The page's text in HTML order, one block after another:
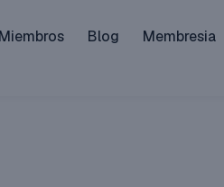
Miembros Blog Membresia